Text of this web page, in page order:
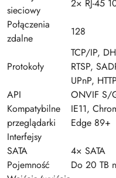
sieciowy
2× RJ-45
Połączenia
zdalne
128
Protokoły
TCP/IP,
RTSP,
UPnP,
API
ONVIF S/
Kompatybilne
przeglądarki
IE11,
Edge 89+
Interfejsy
SATA
4× SATA
Pojemność
Do 20 TB